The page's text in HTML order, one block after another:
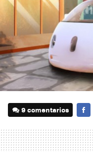
9 comentarios